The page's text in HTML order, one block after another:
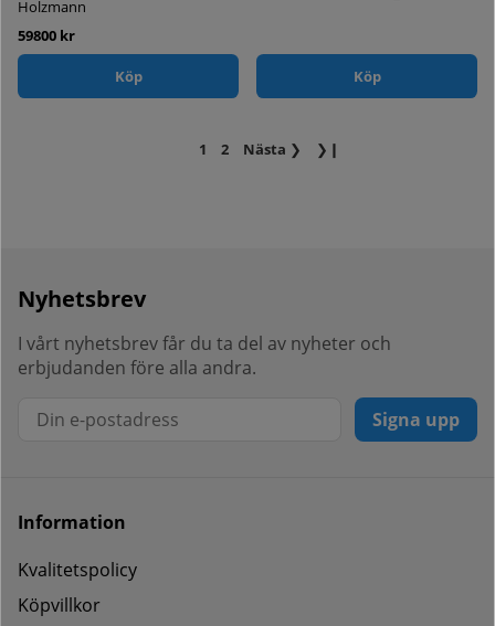
Holzmann
59800 kr
Köp Köp
1 2 Nästa ❯ ❯❙
Nyhetsbrev
I vårt nyhetsbrev får du ta del av nyheter och
erbjudanden före alla andra.
Signa upp
Information
Kvalitetspolicy
Köpvillkor